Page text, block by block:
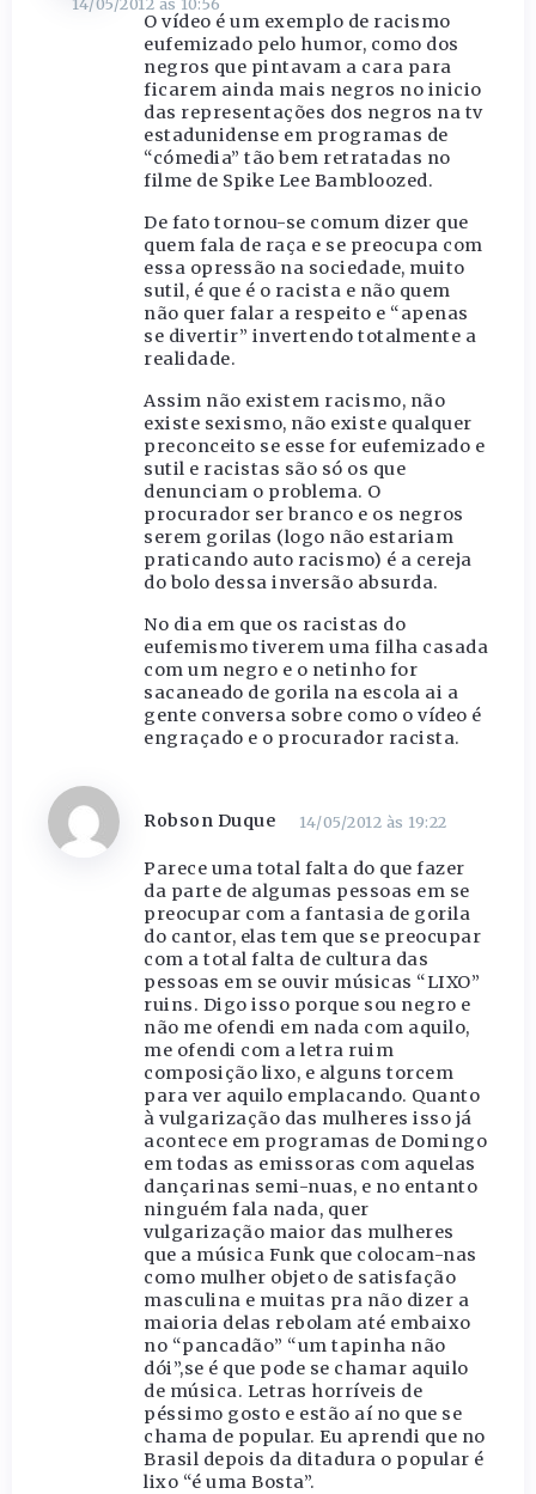
O vídeo é um exemplo de racismo
eufemizado pelo humor, como dos
negros que pintavam a cara para
ficarem ainda mais negros no inicio
das representações dos negros na tv
estadunidense em programas de
“cómedia” tão bem retratadas no
filme de Spike Lee Bambloozed.
De fato tornou-se comum dizer que
quem fala de raça e se preocupa com
essa opressão na sociedade, muito
sutil, é que é o racista e não quem
não quer falar a respeito e “apenas
se divertir” invertendo totalmente a
realidade.
Assim não existem racismo, não
existe sexismo, não existe qualquer
preconceito se esse for eufemizado e
sutil e racistas são só os que
denunciam o problema. O
procurador ser branco e os negros
serem gorilas (logo não estariam
praticando auto racismo) é a cereja
do bolo dessa inversão absurda.
No dia em que os racistas do
eufemismo tiverem uma filha casada
com um negro e o netinho for
sacaneado de gorila na escola ai a
gente conversa sobre como o vídeo é
engraçado e o procurador racista.
Robson Duque 14/05/2012 às 19:22
Parece uma total falta do que fazer
da parte de algumas pessoas em se
preocupar com a fantasia de gorila
do cantor, elas tem que se preocupar
com a total falta de cultura das
pessoas em se ouvir músicas “LIXO”
ruins. Digo isso porque sou negro e
não me ofendi em nada com aquilo,
me ofendi com a letra ruim
composição lixo, e alguns torcem
para ver aquilo emplacando. Quanto
à vulgarização das mulheres isso já
acontece em programas de Domingo
em todas as emissoras com aquelas
dançarinas semi-nuas, e no entanto
ninguém fala nada, quer
vulgarização maior das mulheres
que a música Funk que colocam-nas
como mulher objeto de satisfação
masculina e muitas pra não dizer a
maioria delas rebolam até embaixo
no “pancadão” “um tapinha não
dói”,se é que pode se chamar aquilo
de música. Letras horríveis de
péssimo gosto e estão aí no que se
chama de popular. Eu aprendi que no
Brasil depois da ditadura o popular é
lixo “é uma Bosta”.